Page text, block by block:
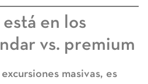
en los
vs. premium
masivas, es